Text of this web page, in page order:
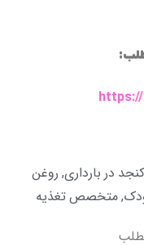
در بارداری,روغن
,متخصص تغذیه